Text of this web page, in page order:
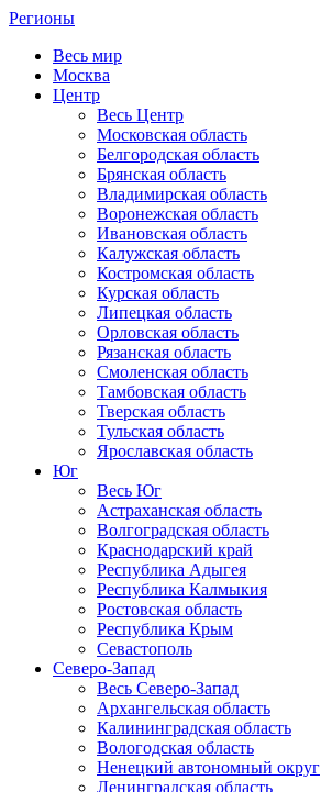
Регионы
Весь мир
Москва
Центр
Весь Центр
Московская область
Белгородская область
Брянская область
Владимирская область
Воронежская область
Ивановская область
Калужская область
Костромская область
Курская область
Липецкая область
Орловская область
Рязанская область
Смоленская область
Тамбовская область
Тверская область
Тульская область
Ярославская область
Юг
Весь Юг
Астраханская область
Волгоградская область
Краснодарский край
Республика Адыгея
Республика Калмыкия
Ростовская область
Республика Крым
Севастополь
Северо-Запад
Весь Северо-Запад
Архангельская область
Калининградская область
Вологодская область
Ненецкий автономный округ
Ленинградская область